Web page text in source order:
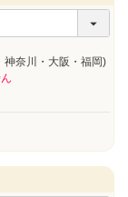
奈川・大阪・福岡)